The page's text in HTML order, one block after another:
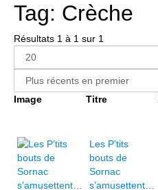
Tag: Crèche
Résultats 1 à 1 sur 1
Image Titre
Les P’tits
bouts de
Sornac
s’amusettent…